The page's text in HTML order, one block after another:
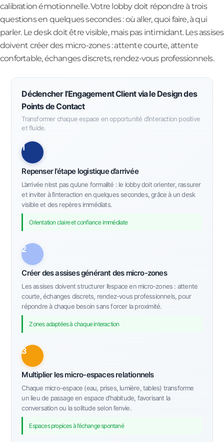
calibration émotionnelle. Votre lobby doit répondre à trois
questions en quelques secondes : où aller, quoi faire, à qui
parler. Le desk doit être visible, mais pas intimidant. Les assises
doivent créer des micro-zones : attente courte, attente
confortable, échanges discrets, rendez-vous professionnels.
Déclencher l’Engagement Client via le Design des
Points de Contact
Transformer chaque espace en opportunité d’interaction positive
et fluide.
1
Repenser l’étape logistique d’arrivée
L’arrivée n’est pas qu’une formalité : le lobby doit orienter, rassurer
et inviter à l’interaction en quelques secondes, grâce à un desk
visible et des repères immédiats.
Orientation claire et confiance immédiate
2
Créer des assises générant des micro-zones
Les assises doivent structurer l’espace en micro-zones : attente
courte, échanges discrets, rendez-vous professionnels, pour
répondre à chaque besoin sans forcer la proximité.
Zones adaptées à chaque interaction
3
Multiplier les micro-espaces relationnels
Chaque micro-espace (eau, prises, lumière, tables) transforme
un lieu de passage en espace d’habitude, favorisant la
conversation ou la solitude selon l’envie.
Espaces propices à l’échange spontané